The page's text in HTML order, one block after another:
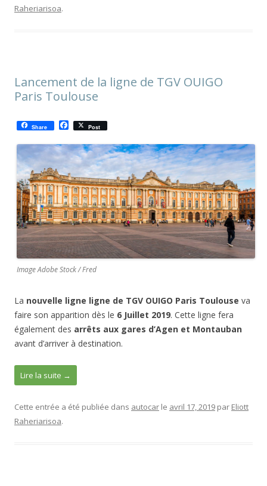
Raheriarisoa.
Lancement de la ligne de TGV OUIGO
Paris Toulouse
Share
a
c
e
b
o
o
k
Post
Image Adobe Stock / Fred
La nouvelle ligne ligne de TGV OUIGO Paris Toulouse va
faire son apparition dès le 6 Juillet 2019. Cette ligne fera
également des arrêts aux gares d’Agen et Montauban
avant d’arriver à destination.
Lire la suite →
Cette entrée a été publiée dans autocar le avril 17, 2019 par Eliott
Raheriarisoa.